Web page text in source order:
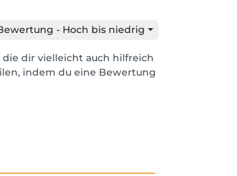
- Hoch bis niedrig
dir vielleicht auch hilfreich
indem du eine Bewertung